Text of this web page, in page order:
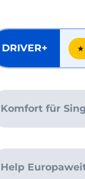
DRIVER+ ★
Komfort für
Help